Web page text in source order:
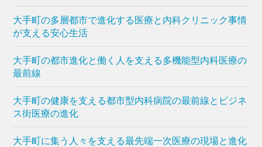
大手町の多層都市で進化する医療と内科クリニック事情
が支える安心生活
大手町の都市進化と働く人を支える多機能型内科医療の
最前線
大手町の健康を支える都市型内科病院の最前線とビジネ
ス街医療の進化
大手町に集う人々を支える最先端一次医療の現場と進化